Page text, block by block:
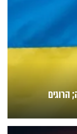
הרוגים